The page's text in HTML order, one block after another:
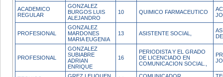
ACADEMICO
REGULAR
GONZALEZ
BURGOS LUIS
ALEJANDRO
10 QUIMICO FARMACEUTICO
PROFESIONAL
GONZALEZ
MARDONES
MARIA EUGENIA
13 ASISTENTE SOCIAL,
PROFESIONAL
GONZALEZ
SUBIABRE
ADRIAN
ENRIQUE
16
PERIODISTA Y EL GRADO
DE LICENCIADO EN
COMUNICACION SOCIAL.,